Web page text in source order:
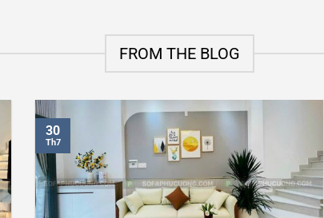
FROM THE BLOG
30
Th7